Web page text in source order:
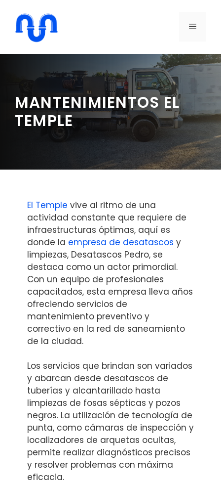
contenido
MENÚ
MANTENIMIENTOS EL
TEMPLE
El Temple vive al ritmo de una
actividad constante que requiere de
infraestructuras óptimas, aquí es
donde la empresa de desatascos y
limpiezas, Desatascos Pedro, se
destaca como un actor primordial.
Con un equipo de profesionales
capacitados, esta empresa lleva años
ofreciendo servicios de
mantenimiento preventivo y
correctivo en la red de saneamiento
de la ciudad.
Los servicios que brindan son variados
y abarcan desde desatascos de
tuberías y alcantarillado hasta
limpiezas de fosas sépticas y pozos
negros. La utilización de tecnología de
punta, como cámaras de inspección y
localizadores de arquetas ocultas,
permite realizar diagnósticos precisos
y resolver problemas con máxima
eficacia.